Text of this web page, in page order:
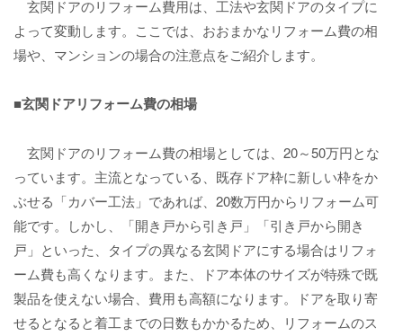
玄関ドアのリフォーム費用は、工法や玄関ドアのタイプに
よって変動します。ここでは、おおまかなリフォーム費の相
場や、マンションの場合の注意点をご紹介します。
■玄関ドアリフォーム費の相場
玄関ドアのリフォーム費の相場としては、20～50万円とな
っています。主流となっている、既存ドア枠に新しい枠をか
ぶせる「カバー工法」であれば、20数万円からリフォーム可
能です。しかし、「開き戸から引き戸」「引き戸から開き
戸」といった、タイプの異なる玄関ドアにする場合はリフォ
ーム費も高くなります。また、ドア本体のサイズが特殊で既
製品を使えない場合、費用も高額になります。ドアを取り寄
せるとなると着工までの日数もかかるため、リフォームのス